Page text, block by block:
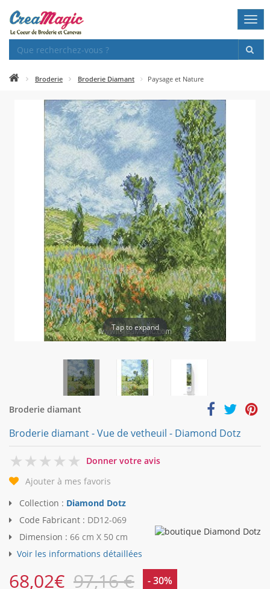
Broderie Broderie Diamant Paysage et Nature
Tap to expand
Broderie diamant
Broderie diamant - Vue de vetheuil - Diamond Dotz
0
Donner votre avis
Ajouter à mes favoris
Collection : Diamond Dotz
Code Fabricant : DD12-069
Dimension : 66 cm X 50 cm
Voir les informations détaillées
68,02€ 97,16 € - 30%